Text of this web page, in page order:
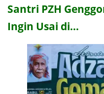
Santri PZH
Ingin Usai di…